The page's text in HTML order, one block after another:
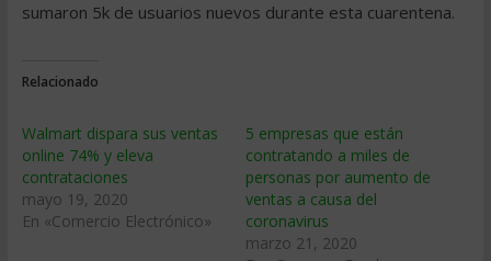
sumaron 5k de usuarios nuevos durante esta cuarentena.
Relacionado
Walmart dispara sus ventas
online 74% y eleva
contrataciones
mayo 19, 2020
En «Comercio Electrónico»
5 empresas que están
contratando a miles de
personas por aumento de
ventas a causa del
coronavirus
marzo 21, 2020